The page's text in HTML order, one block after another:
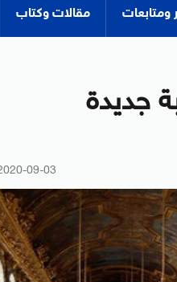
ومتابعات مقالات وكتاب
جديدة
09-03